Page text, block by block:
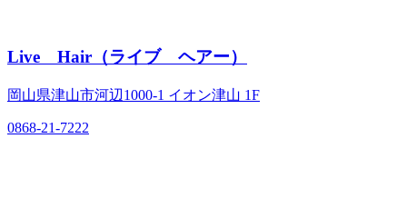
Live Hair（ライブ ヘアー）
岡山県津山市河辺1000‐1 イオン津山 1F
0868-21-7222